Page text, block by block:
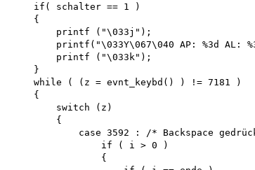
    if( schalter == 1 )
    {
        printf ("\033j");
printf("\033Y\067\040 AP: %3d AL:
        printf ("\033k");
    }
    while ( (z = evnt_keybd() ) != 7181 )
    {
        switch (z)
        {
case 3592 : /* Backspace
                if ( i > 0 )
                {